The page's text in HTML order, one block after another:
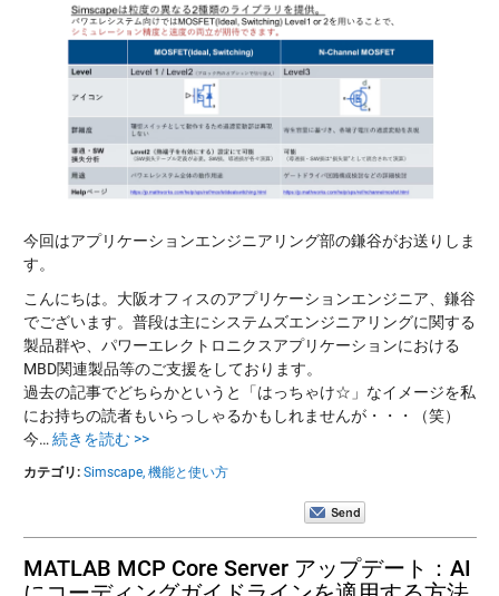
今回はアプリケーションエンジニアリング部の鎌谷がお送りしま
す。
こんにちは。大阪オフィスのアプリケーションエンジニア、鎌谷
でございます。普段は主にシステムズエンジニアリングに関する
製品群や、パワーエレクトロニクスアプリケーションにおける
MBD関連製品等のご支援をしております。
過去の記事でどちらかというと「はっちゃけ☆」なイメージを私
にお持ちの読者もいらっしゃるかもしれませんが・・・（笑）
今… 続きを読む >>
カテゴリ: Simscape, 機能と使い方
MATLAB MCP Core Server アップデート：AI